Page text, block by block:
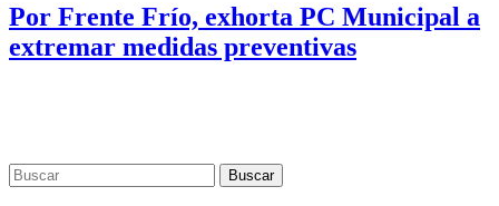
Por Frente Frío, exhorta PC Municipal a
extremar medidas preventivas